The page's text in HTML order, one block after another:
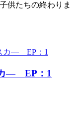
供たちの終わりま
― EP：1